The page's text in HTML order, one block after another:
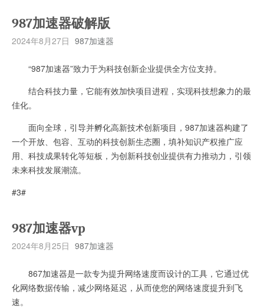
987加速器破解版
2024年8月27日 987加速器
“987加速器”致力于为科技创新企业提供全方位支持。
结合科技力量，它能有效加快项目进程，实现科技想象力的最
佳化。
面向全球，引导并孵化高新技术创新项目，987加速器构建了
一个开放、包容、互动的科技创新生态圈，填补知识产权推广应
用、科技成果转化等短板，为创新科技创业提供有力推动力，引领
未来科技发展潮流。
#3#
987加速器vp
2024年8月25日 987加速器
867加速器是一款专为提升网络速度而设计的工具，它通过优
化网络数据传输，减少网络延迟，从而使您的网络速度提升到飞
速。